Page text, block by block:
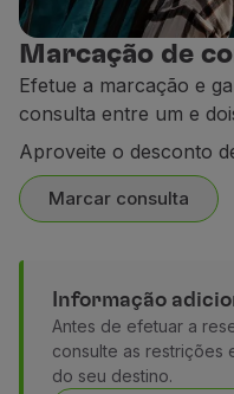
Reembolsos
Fatura online
Bagagem perdida /
Voo atrasado /
Marcação de
Efetue a marcação e
consulta entre um e
Aproveite o desconto
Marcar consulta
Informação
Antes de efetuar a
consulte as restrições
do seu destino.